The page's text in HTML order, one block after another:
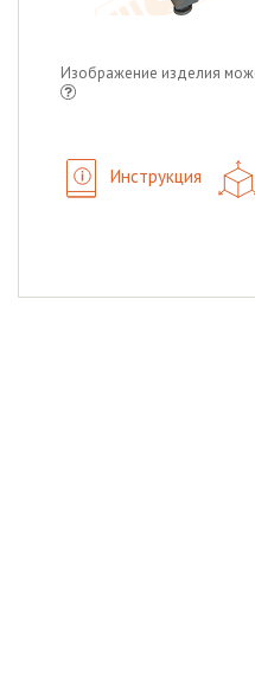
Изображение изделия
Инструкция